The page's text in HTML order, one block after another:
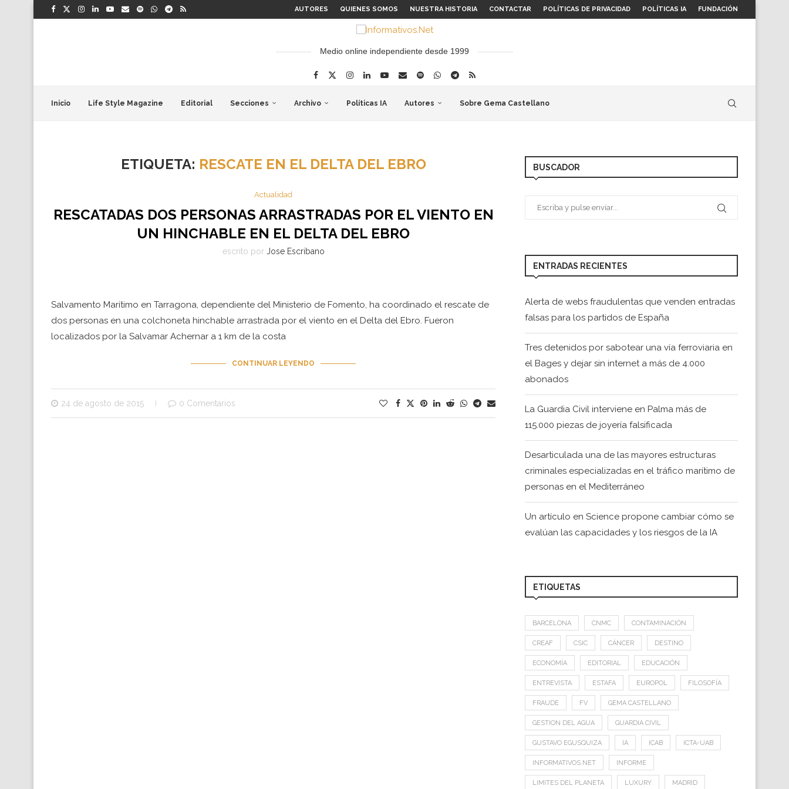
AUTORES QUIENES SOMOS NUESTRA HISTORIA CONTACTAR POLÍTICAS DE PRIVACIDAD POLÍTICAS IA FUNDACIÓN
Medio online independiente desde 1999
Inicio Life Style Magazine Editorial Secciones Archivo Políticas IA Autores Sobre Gema Castellano
ETIQUETA: RESCATE EN EL DELTA DEL EBRO
Actualidad
RESCATADAS DOS PERSONAS ARRASTRADAS POR EL VIENTO EN
UN HINCHABLE EN EL DELTA DEL EBRO
escrito por Jose Escribano
Salvamento Marítimo en Tarragona, dependiente del Ministerio de Fomento, ha coordinado el rescate de
dos personas en una colchoneta hinchable arrastrada por el viento en el Delta del Ebro. Fueron
localizados por la Salvamar Achernar a 1 km de la costa
CONTINUAR LEYENDO
24 de agosto de 2015 0 Comentarios
BUSCADOR
ENTRADAS RECIENTES
Alerta de webs fraudulentas que venden entradas
falsas para los partidos de España
Tres detenidos por sabotear una vía ferroviaria en
el Bages y dejar sin internet a más de 4.000
abonados
La Guardia Civil interviene en Palma más de
115.000 piezas de joyería falsificada
Desarticulada una de las mayores estructuras
criminales especializadas en el tráfico marítimo de
personas en el Mediterráneo
Un artículo en Science propone cambiar cómo se
evalúan las capacidades y los riesgos de la IA
ETIQUETAS
BARCELONA CNMC CONTAMINACIÓN
CREAF CSIC CÁNCER DESTINO
ECONOMÍA EDITORIAL EDUCACIÓN
ENTREVISTA ESTAFA EUROPOL FILOSOFÍA
FRAUDE FV GEMA CASTELLANO
GESTION DEL AGUA GUARDIA CIVIL
GUSTAVO EGUSQUIZA IA ICAB ICTA-UAB
INFORMATIVOS.NET INFORME
LIMITES DEL PLANETA LUXURY MADRID